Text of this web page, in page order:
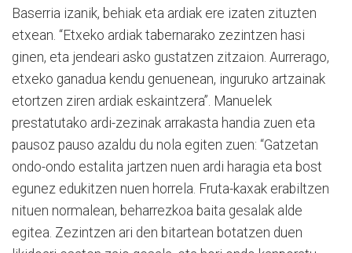
Baserria izanik, behiak eta ardiak ere izaten zituzten
etxean. “Etxeko ardiak tabernarako zezintzen hasi
ginen, eta jendeari asko gustatzen zitzaion. Aurrerago,
etxeko ganadua kendu genuenean, inguruko artzainak
etortzen ziren ardiak eskaintzera”. Manuelek
prestatutako ardi-zezinak arrakasta handia zuen eta
pausoz pauso azaldu du nola egiten zuen: “Gatzetan
ondo-ondo estalita jartzen nuen ardi haragia eta bost
egunez edukitzen nuen horrela. Fruta-kaxak erabiltzen
nituen normalean, beharrezkoa baita gesalak alde
egitea. Zezintzen ari den bitartean botatzen duen